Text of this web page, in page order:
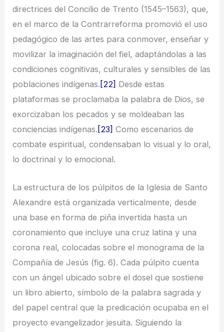
directrices del Concilio de Trento (1545–1563), que,
en el marco de la Contrarreforma promovió el uso
pedagógico de las artes para conmover, enseñar y
movilizar la imaginación del fiel, adaptándolas a las
condiciones cognitivas, culturales y sensibles de las
poblaciones indígenas. [22] Desde estas
plataformas se proclamaba la palabra de Dios, se
exorcizaban los pecados y se moldeaban las
conciencias indígenas. [23] Como escenarios de
combate espiritual, condensaban lo visual y lo oral,
lo doctrinal y lo emocional.
La estructura de los púlpitos de la Iglesia de Santo
Alexandre está organizada verticalmente, desde
una base en forma de piña invertida hasta un
coronamiento que incluye una cruz latina y una
corona real, colocadas sobre el monograma de la
Compañía de Jesús (fig. 6). Cada púlpito cuenta
con un ángel ubicado sobre el dosel que sostiene
un libro abierto, símbolo de la palabra sagrada y
del papel central que la predicación ocupaba en el
proyecto evangelizador jesuita. Siguiendo la